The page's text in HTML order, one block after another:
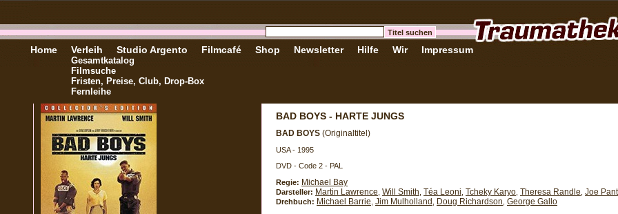
Home Verleih
Gesamtkatalog
Filmsuche
Fristen, Preise, Club, Drop-Box
Fernleihe
Studio Argento Filmcafé Shop Newsletter Hilfe Wir Impressum
BAD BOYS - HARTE JUNGS
BAD BOYS (Originaltitel)
USA - 1995
DVD - Code 2 - PAL
Regie: Michael Bay
Darsteller: Martin Lawrence Will Smith Téa Leoni Tcheky Karyo Theresa Randle Joe
Drehbuch: Michael Barrie Jim Mulholland Doug Richardson George Gallo